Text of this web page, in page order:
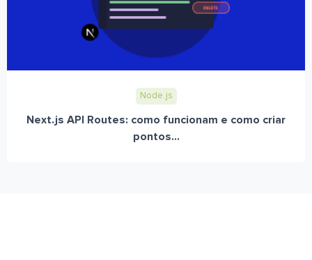
Node.js
Next.js API Routes: como funcionam e como criar
pontos...